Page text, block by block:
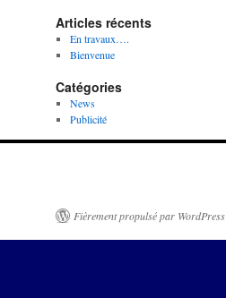
Articles récents
En travaux….
Bienvenue
Catégories
News
Publicité
Fièrement propulsé par WordPress